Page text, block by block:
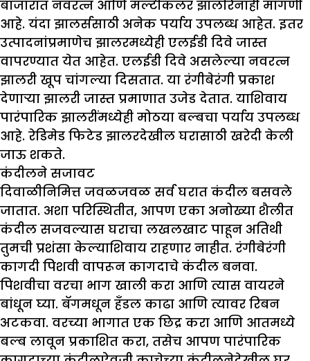
बाजारात नवरत्न आणि मल्टीकलर झालरिंनाही मागणी
आहे. यंदा झालर्ससाठी अनेक पर्याय उपलब्ध आहेत. इतर
उत्पादनांप्रमाणेच झालरमध्येही एलईडी दिवे जास्त
वापरण्यात येत आहेत. एलईडी दिवे असलेल्या नवरत्न
झालरी खूप चांगल्या दिसतात. या रंगीबेरंगी प्रकाश
देणाऱ्या झालरी जास्त प्रमाणात उजेड देतात. याशिवाय
पारंपारिक झालरींमध्येही मोठया बल्बचा पर्याय उपलब्ध
आहे. रेडिमेड फिटेड झालरदेखील घरासाठी खरेदी केली
जाऊ शकते.
कंदीलने सजावट
दिवाळीनिमित्त जवळजवळ सर्व घरात कंदील बसवले
जातात. अशा परिस्थितीत, आपण एका अनोख्या शैलीत
कंदील सजवल्यास घराचा लखलखाट पाहून अतिथी
तुमची प्रशंसा केल्याशिवाय राहणार नाहीत. रंगीबेरंगी
कागदी पिशवी वापरून कागदाचे कंदील बनवा.
पिशवीचा वरचा भाग खाली करा आणि त्यास वायरने
बांधून घ्या. बॅगमधून हँडल काढा आणि त्यावर रिबन
अटकवा. वरच्या भागात एक छिद्र करा आणि आतमध्ये
बल्ब लावून प्रकाशित करा, तसेच आपण पारंपारिक